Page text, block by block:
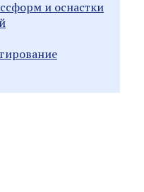
и оснастки